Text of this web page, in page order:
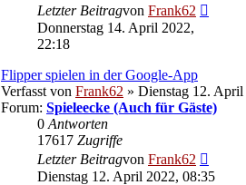
Letzter Beitragvon Frank62
Donnerstag 14. April 2022,
22:18
Flipper spielen in der Google-App
Verfasst von Frank62 » Dienstag 12.
Forum: Spieleecke (Auch für Gäste)
0 Antworten
17617 Zugriffe
Letzter Beitragvon Frank62
Beitrag
Dienstag 12. April 2022, 08:35